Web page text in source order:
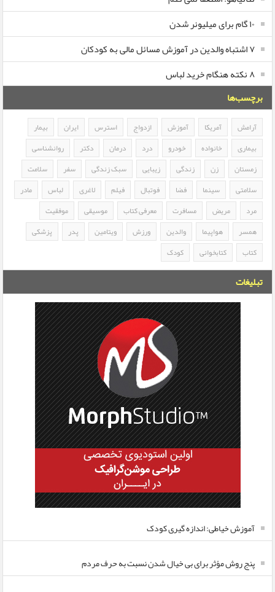
۱۰ گام برای میلیونر شدن
۷ اشتباه والدین در آموزش مسائل مالی به کودکان
۸ نکته هنگام خرید لباس
برچسب‌ها
آرامش آمریکا آموزش ازدواج استرس ایران
بیمار
بیماری
خانواده خودرو درد درمان دکتر
روانشناسی
زمستان
زن زندگی زیبایی سبک زندگی سفر
سلامت
سلامتی
سینما فضا فوتبال فیلم لاغری لباس
مادر
مرد
مریض مسافرت معرفی کتاب موسیقی
موفقیت
همسر
هواپیما والدین ورزش ویتامین پدر
پزشکی
کتاب
کتابخوانی کودک
تبلیغات
آموزش خیاطی: اندازه گیری کودک
پنج روش مؤثر برای بی خیال شدن نسبت به حرف مردم